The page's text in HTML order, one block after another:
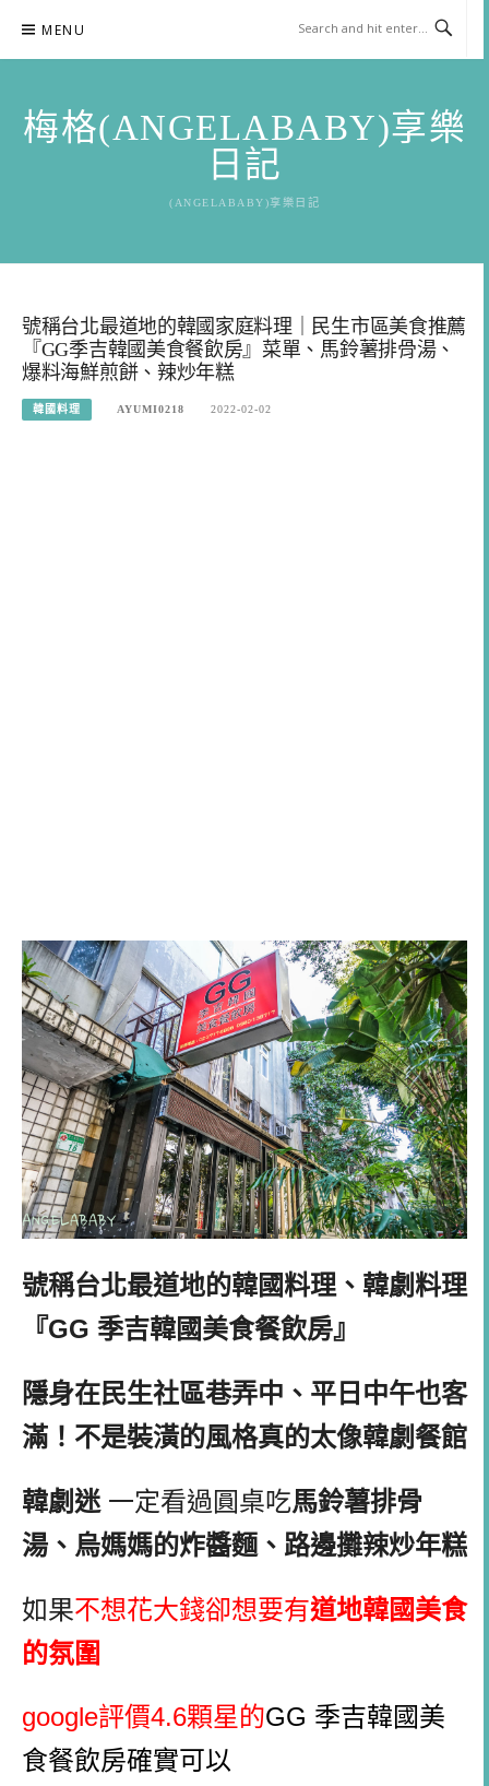
content
MENU
梅格(ANGELABABY)享樂
日記
(ANGELABABY)享樂日記
號稱台北最道地的韓國家庭料理｜民生市區美食推薦
『GG季吉韓國美食餐飲房』菜單、馬鈴薯排骨湯、
爆料海鮮煎餅、辣炒年糕
韓國料理 AYUMI0218 2022-02-02
號稱台北最道地的韓國料理、韓劇料理
『GG 季吉韓國美食餐飲房』
隱身在民生社區巷弄中、平日中午也客
滿！不是裝潢的風格真的太像韓劇餐館
韓劇迷 一定看過圓桌吃馬鈴薯排骨
湯、烏媽媽的炸醬麵、路邊攤辣炒年糕
如果不想花大錢卻想要有道地韓國美食
的氛圍
google評價4.6顆星的GG 季吉韓國美
食餐飲房確實可以